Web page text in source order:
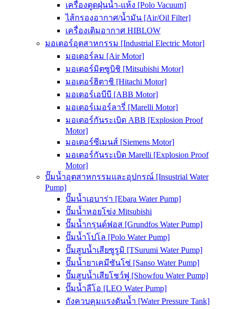
เครื่องดูดฝุ่นน้ำ-แห้ง [Polo Vacuum]
ไส้กรองอากาศ/น้ำมัน [Air/Oil Filter]
เครื่องเติมอากาศ HIBLOW
มอเตอร์อุตสาหกรรม [Industrial Electric Motor]
มอเตอร์ลม [Air Motor]
มอเตอร์มิตซูบิชิ [Mitsubishi Motor]
มอเตอร์ฮิตาชิ [Hitachi Motor]
มอเตอร์เอบีบี [ABB Motor]
มอเตอร์เมอร์ลารี่ [Marelli Motor]
มอเตอร์กันระเบิด ABB [Explosion Proof
Motor]
มอเตอร์ซีเมนส์ [Siemens Motor]
มอเตอร์กันระเบิด Marelli [Explosion Proof
Motor]
ปั๊มน้ำอุตสาหกรรมและอุปกรณ์ [Insustrial Water
Pump]
ปั๊มน้ำเอบาร่า [Ebara Water Pump]
ปั๊มน้ำหอยโข่ง Mitsubishi
ปั๊มน้ำกรุนด์ฟอส [Grundfos Water Pump]
ปั๊มน้ำโปโล [Polo Water Pump]
ปั๊มสูบน้ำเสียซูรูมิ [TSurumi Water Pump]
ปั๊มน้ำยาเคมีซันโซ่ [Sanso Water Pump]
ปั๊มสูบน้ำเสียโชว์ฟู [Showfou Water Pump]
ปั๊มน้ำลีโอ [LEO Water Pump]
ถังควบคุมแรงดันน้ำ [Water Pressure Tank]